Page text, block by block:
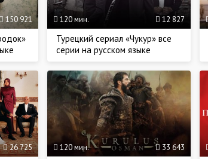
150 921
Турецкий сериал «Чукур» все
серии на русском языке
12 827
120 мин.
26 725 33 643
120 мин.